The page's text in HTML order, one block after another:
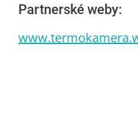
Partnerské weby: